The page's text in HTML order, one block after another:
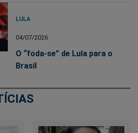
LULA
04/07/2026
O “foda-se” de Lula para o
Brasil